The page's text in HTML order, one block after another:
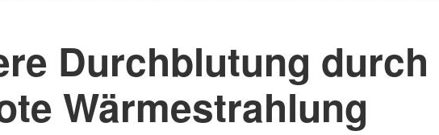
Durchblutung durch
Wärmestrahlung